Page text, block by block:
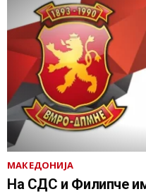
МАКЕДОНИЈА
На СДС и Филипче